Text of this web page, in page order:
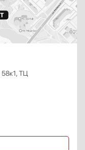
ТЦ